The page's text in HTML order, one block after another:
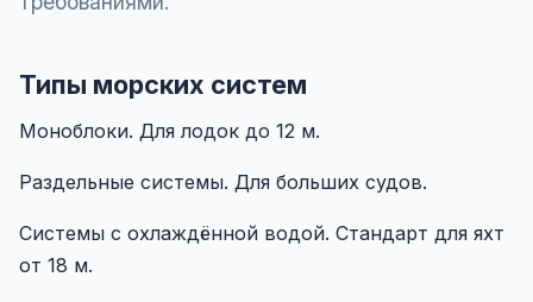
Типы морских систем
Моноблоки. Для лодок до 12 м.
Раздельные системы. Для больших судов.
Системы с охлаждённой водой. Стандарт для яхт
от 18 м.